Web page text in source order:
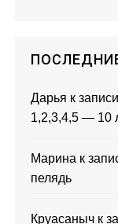
Дарья к записи
1,2,3,4,5 — 10
Марина к
пелядь
Круасаныч к